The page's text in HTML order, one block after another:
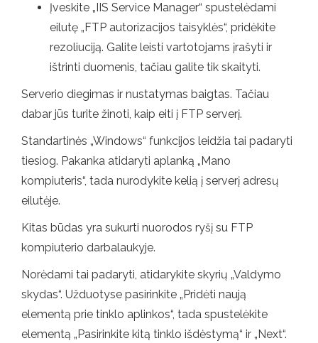
Įveskite „IIS Service Manager“ spustelėdami
eilutę „FTP autorizacijos taisyklės“, pridėkite
rezoliuciją. Galite leisti vartotojams įrašyti ir
ištrinti duomenis, tačiau galite tik skaityti.
Serverio diegimas ir nustatymas baigtas. Tačiau
dabar jūs turite žinoti, kaip eiti į FTP serverį.
Standartinės „Windows“ funkcijos leidžia tai padaryti
tiesiog. Pakanka atidaryti aplanką „Mano
kompiuteris“, tada nurodykite kelią į serverį adresų
eilutėje.
Kitas būdas yra sukurti nuorodos ryšį su FTP
kompiuterio darbalaukyje.
Norėdami tai padaryti, atidarykite skyrių „Valdymo
skydas“. Užduotyse pasirinkite „Pridėti naują
elementą prie tinklo aplinkos“, tada spustelėkite
elementą „Pasirinkite kitą tinklo išdėstymą“ ir „Next“.